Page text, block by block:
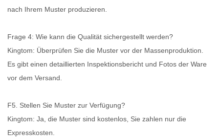
nach Ihrem Muster produzieren.
Frage 4: Wie kann die Qualität sichergestellt werden?
Kingtom: Überprüfen Sie die Muster vor der Massenproduktion.
Es gibt einen detaillierten Inspektionsbericht und Fotos der Ware
vor dem Versand.
F5. Stellen Sie Muster zur Verfügung?
Kingtom: Ja, die Muster sind kostenlos, Sie zahlen nur die
Expresskosten.